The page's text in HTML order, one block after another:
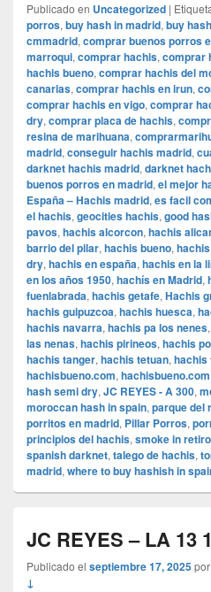
Publicado en Uncategorized |
porros, buy hash in madrid, buy
cmmadrid, comprar buenos porros
marroqui, comprar hachis, comprar
hachis bueno, comprar hachis del
canarias, comprar hachis en irun,
comprar hachis en vigo, comprar
dry, comprar placa de hachis,
resina de marihuana,
madrid, conseguir hachis madrid,
darknet hachis madrid, darknet
buenos porros en madrid, el mejor
España – Hachis madrid, es facil
el hachis, geocities hachis, good
pavos, hachis alcorcon, hachis
barrio del pilar, hachis bueno,
dry, hachis en españa, hachis en la
en los años 1950, hachís en Madrid,
fuenlabrada, hachis getafe, Hachis
hachis guipuzcoa, hachis huesca,
hachis navarra, hachis pa los nenes,
las nenas, hachis pirineos, hachis
hachis tanger, hachis tetuan, hachis
hachisbueno.com,
hash semi dry, JC REYES - A 300,
moroccan hash in spain, parque del
porritos en madrid, Pillar Porros,
principios del hachis, smoke in
spanish darknet, talego de hachis,
madrid, where to buy hashish in
JC REYES – LA 13
Publicado el septiembre 17, 2025por
↓